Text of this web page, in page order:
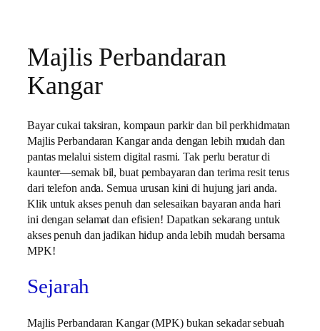
Majlis Perbandaran
Kangar
Bayar cukai taksiran, kompaun parkir dan bil perkhidmatan
Majlis Perbandaran Kangar anda dengan lebih mudah dan
pantas melalui sistem digital rasmi. Tak perlu beratur di
kaunter—semak bil, buat pembayaran dan terima resit terus
dari telefon anda. Semua urusan kini di hujung jari anda.
Klik untuk akses penuh dan selesaikan bayaran anda hari
ini dengan selamat dan efisien! Dapatkan sekarang untuk
akses penuh dan jadikan hidup anda lebih mudah bersama
MPK!
Sejarah
Majlis Perbandaran Kangar (MPK) bukan sekadar sebuah